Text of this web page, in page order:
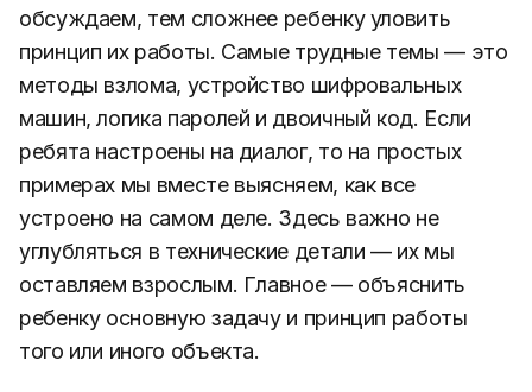
обсуждаем, тем сложнее ребенку уловить
принцип их работы. Самые трудные темы — это
методы взлома, устройство шифровальных
машин, логика паролей и двоичный код. Если
ребята настроены на диалог, то на простых
примерах мы вместе выясняем, как все
устроено на самом деле. Здесь важно не
углубляться в технические детали — их мы
оставляем взрослым. Главное — объяснить
ребенку основную задачу и принцип работы
того или иного объекта.